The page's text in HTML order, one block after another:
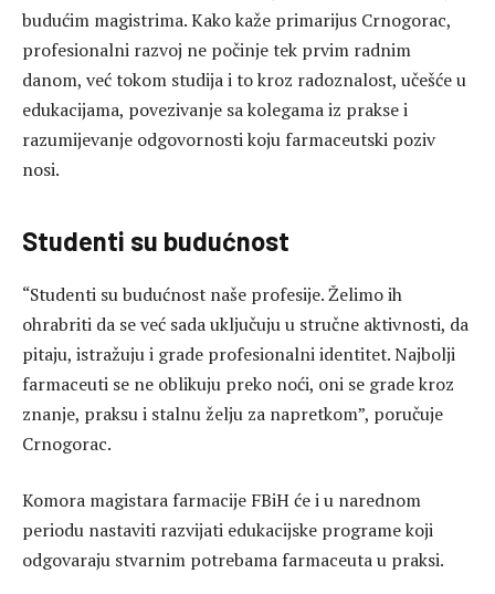
budućim magistrima. Kako kaže primarijus Crnogorac,
profesionalni razvoj ne počinje tek prvim radnim
danom, već tokom studija i to kroz radoznalost, učešće u
edukacijama, povezivanje sa kolegama iz prakse i
razumijevanje odgovornosti koju farmaceutski poziv
nosi.
Studenti su budućnost
“Studenti su budućnost naše profesije. Želimo ih
ohrabriti da se već sada uključuju u stručne aktivnosti, da
pitaju, istražuju i grade profesionalni identitet. Najbolji
farmaceuti se ne oblikuju preko noći, oni se grade kroz
znanje, praksu i stalnu želju za napretkom”, poručuje
Crnogorac.
Komora magistara farmacije FBiH će i u narednom
periodu nastaviti razvijati edukacijske programe koji
odgovaraju stvarnim potrebama farmaceuta u praksi.